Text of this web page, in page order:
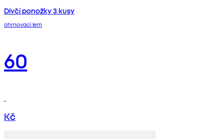
Dívčí ponožky 3 kusy
ohrnovací lem
60
Kč